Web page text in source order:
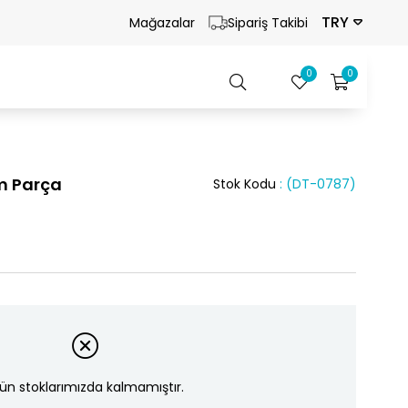
Mağazalar Sipariş Takibi TRY
0
0
Parça (DT-0787)
Stok Kodu
stoklarımızda kalmamıştır.